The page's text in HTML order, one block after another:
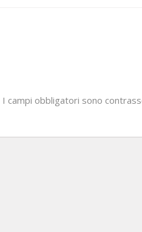
I campi obbligatori sono